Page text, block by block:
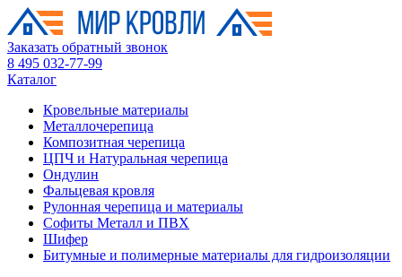
Заказать обратный звонок
8 495 032-77-99
Каталог
Кровельные материалы
Металлочерепица
Композитная черепица
ЦПЧ и Натуральная черепица
Ондулин
Фальцевая кровля
Рулонная черепица и материалы
Софиты Металл и ПВХ
Шифер
Битумные и полимерные материалы для гидроизоляции